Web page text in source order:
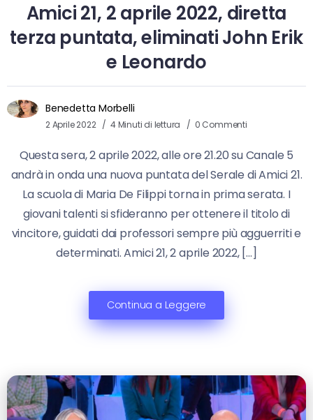
Amici 21, 2 aprile 2022, diretta
terza puntata, eliminati John Erik
e Leonardo
Benedetta Morbelli
2 Aprile 2022 4 Minuti di lettura 0 Commenti
Questa sera, 2 aprile 2022, alle ore 21.20 su Canale 5
andrà in onda una nuova puntata del Serale di Amici 21.
La scuola di Maria De Filippi torna in prima serata. I
giovani talenti si sfideranno per ottenere il titolo di
vincitore, guidati dai professori sempre più agguerriti e
determinati. Amici 21, 2 aprile 2022, […]
Continua a Leggere